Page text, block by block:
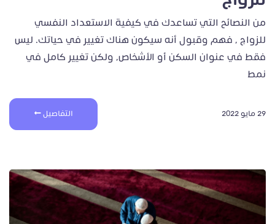
من النصائح التي تساعدك في كيفية الاستعداد النفسي
للزواج ، فهم وقبول أنه سيكون هناك تغيير في حياتك. ليس
فقط في عنوان السكن أو الأشخاص، ولكن تغيير كامل في
نمط
29 مايو 2022 التفاصيل